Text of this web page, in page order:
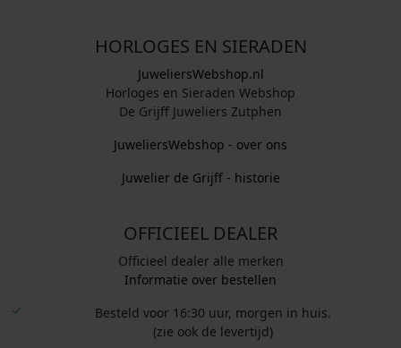
HORLOGES EN SIERADEN
JuweliersWebshop.nl
Horloges en Sieraden Webshop
De Grijff Juweliers Zutphen
JuweliersWebshop - over ons
Juwelier de Grijff - historie
OFFICIEEL DEALER
Officieel dealer alle merken
Informatie over bestellen
Besteld voor 16:30 uur, morgen in huis.
(zie ook de levertijd)